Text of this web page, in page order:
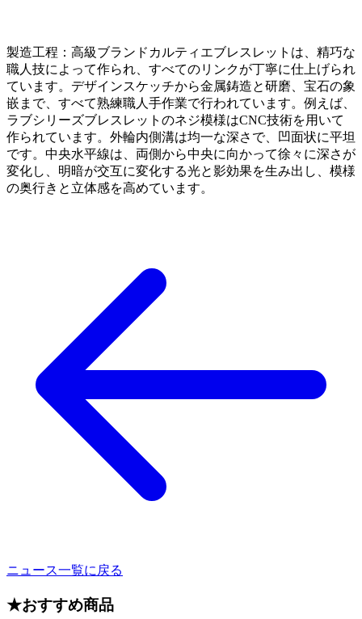
製造工程：高級ブランドカルティエブレスレットは、精巧な
職人技によって作られ、すべてのリンクが丁寧に仕上げられ
ています。デザインスケッチから金属鋳造と研磨、宝石の象
嵌まで、すべて熟練職人手作業で行われています。例えば、
ラブシリーズブレスレットのネジ模様はCNC技術を用いて
作られています。外輪内側溝は均一な深さで、凹面状に平坦
です。中央水平線は、両側から中央に向かって徐々に深さが
変化し、明暗が交互に変化する光と影効果を生み出し、模様
の奥行きと立体感を高めています。
ニュース一覧に戻る
★おすすめ商品